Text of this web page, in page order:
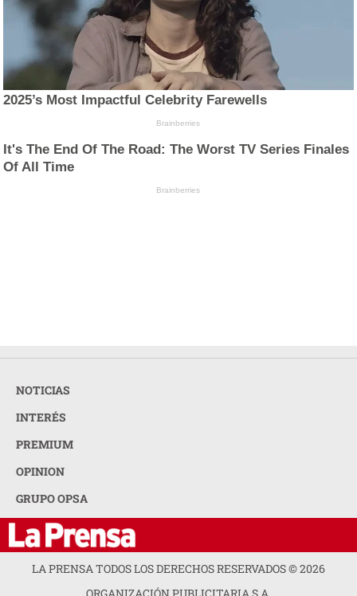
2025’s Most Impactful Celebrity Farewells
Brainberries
It's The End Of The Road: The Worst TV Series Finales
Of All Time
Brainberries
NOTICIAS
INTERÉS
PREMIUM
OPINION
GRUPO OPSA
LA PRENSA TODOS LOS DERECHOS RESERVADOS ©2026